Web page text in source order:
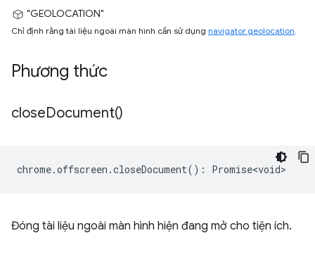
"GEOLOCATION"
Chỉ định rằng tài liệu ngoài màn hình cần sử dụng navigator.geolocation.
Phương thức
closeDocument()
chrome.offscreen .closeDocument() : Promise<void>
Đóng tài liệu ngoài màn hình hiện đang mở cho tiện ích.